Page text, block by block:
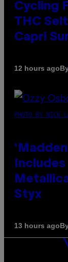
Cycling
THC
Capri
12 hours ago
PHOTO BY NICK
Styx
13 hours ago